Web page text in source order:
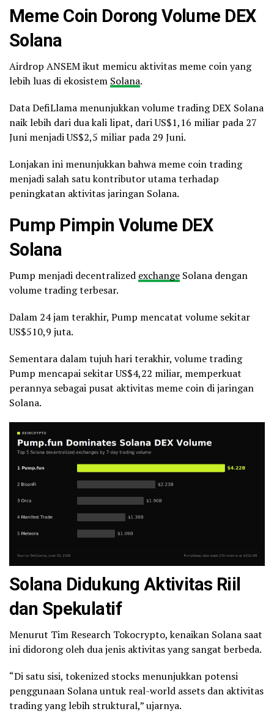
Meme Coin Dorong Volume DEX
Solana
Airdrop ANSEM ikut memicu aktivitas meme coin yang
lebih luas di ekosistem Solana.
Data DefiLlama menunjukkan volume trading DEX Solana
naik lebih dari dua kali lipat, dari US$1,16 miliar pada 27
Juni menjadi US$2,5 miliar pada 29 Juni.
Lonjakan ini menunjukkan bahwa meme coin trading
menjadi salah satu kontributor utama terhadap
peningkatan aktivitas jaringan Solana.
Pump Pimpin Volume DEX
Solana
Pump menjadi decentralized exchange Solana dengan
volume trading terbesar.
Dalam 24 jam terakhir, Pump mencatat volume sekitar
US$510,9 juta.
Sementara dalam tujuh hari terakhir, volume trading
Pump mencapai sekitar US$4,22 miliar, memperkuat
perannya sebagai pusat aktivitas meme coin di jaringan
Solana.
Solana Didukung Aktivitas Riil
dan Spekulatif
Menurut Tim Research Tokocrypto, kenaikan Solana saat
ini didorong oleh dua jenis aktivitas yang sangat berbeda.
“Di satu sisi, tokenized stocks menunjukkan potensi
penggunaan Solana untuk real-world assets dan aktivitas
trading yang lebih struktural,” ujarnya.